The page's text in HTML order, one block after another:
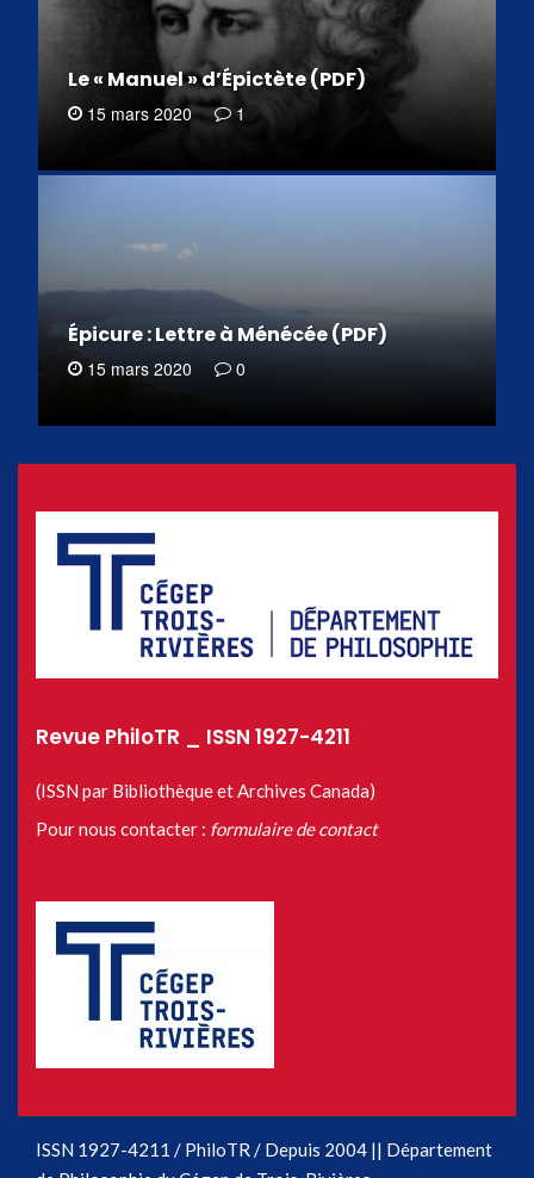
Le « Manuel » d’Épictète (PDF)
15 mars 2020 1
Épicure : Lettre à Ménécée (PDF)
15 mars 2020 0
Revue PhiloTR _ ISSN 1927-4211
(ISSN par Bibliothèque et Archives Canada)
Pour nous contacter : formulaire de contact
ISSN 1927-4211 / PhiloTR / Depuis 2004 || Département